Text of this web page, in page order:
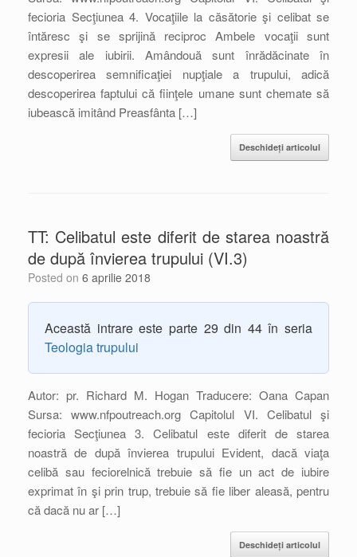
fecioria Secţiunea 4. Vocaţiile la căsătorie şi celibat se
întăresc şi se sprijină reciproc Ambele vocaţii sunt
expresii ale iubirii. Amândouă sunt înrădăcinate în
descoperirea semnificaţiei nupţiale a trupului, adică
descoperirea faptului că fiinţele umane sunt chemate să
iubească imitând Preasfânta […]
Deschideți articolul
TT: Celibatul este diferit de starea noastră
de după învierea trupului (VI.3)
Posted on 6 aprilie 2018
Această intrare este parte 29 din 44 în seria
Teologia trupului
Autor: pr. Richard M. Hogan Traducere: Oana Capan
Sursa: www.nfpoutreach.org Capitolul VI. Celibatul şi
fecioria Secţiunea 3. Celibatul este diferit de starea
noastră de după învierea trupului Evident, dacă viaţa
celibă sau feciorelnică trebuie să fie un act de iubire
exprimat în şi prin trup, trebuie să fie liber aleasă, pentru
că dacă nu ar […]
Deschideți articolul